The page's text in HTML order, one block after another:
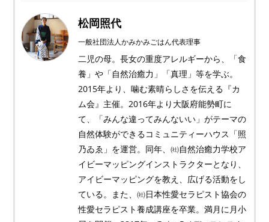
松岡照代
一般社団法人かみかみごはん代表理事
二児の母。長女の重度アレルギーから、「食
養」や「自然治癒力」「真理」等を学ぶ。
2015年より、噛む素晴らしさを伝える『カ
ム会』主催。2016年より大阪府能勢町に
て、「みんな違ってみんないい」がテーマの
自然体験ができるコミュニティーハウス「照
乃ゐゑ」を運営。同年、㈳自然治癒力学校ア
イビーマッピングインストラクターとなり、
アイビーマッピングを教え、広げる活動をし
ている。また、㈳日本性愛セラピスト協会の
性愛セラピスト養成講座を卒業。満月に月小